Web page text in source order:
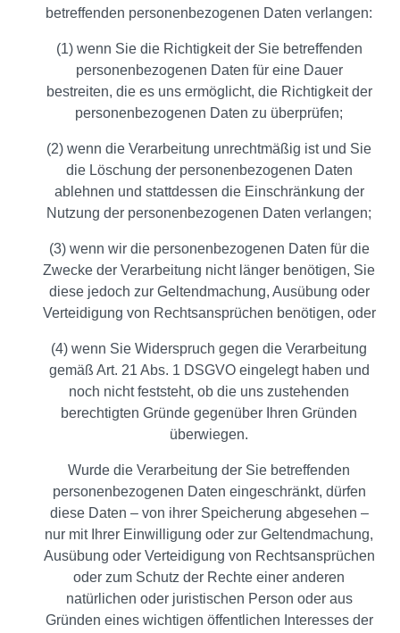
betreffenden personenbezogenen Daten verlangen:
(1) wenn Sie die Richtigkeit der Sie betreffenden
personenbezogenen Daten für eine Dauer
bestreiten, die es uns ermöglicht, die Richtigkeit der
personenbezogenen Daten zu überprüfen;
(2) wenn die Verarbeitung unrechtmäßig ist und Sie
die Löschung der personenbezogenen Daten
ablehnen und stattdessen die Einschränkung der
Nutzung der personenbezogenen Daten verlangen;
(3) wenn wir die personenbezogenen Daten für die
Zwecke der Verarbeitung nicht länger benötigen, Sie
diese jedoch zur Geltendmachung, Ausübung oder
Verteidigung von Rechtsansprüchen benötigen, oder
(4) wenn Sie Widerspruch gegen die Verarbeitung
gemäß Art. 21 Abs. 1 DSGVO eingelegt haben und
noch nicht feststeht, ob die uns zustehenden
berechtigten Gründe gegenüber Ihren Gründen
überwiegen.
Wurde die Verarbeitung der Sie betreffenden
personenbezogenen Daten eingeschränkt, dürfen
diese Daten – von ihrer Speicherung abgesehen –
nur mit Ihrer Einwilligung oder zur Geltendmachung,
Ausübung oder Verteidigung von Rechtsansprüchen
oder zum Schutz der Rechte einer anderen
natürlichen oder juristischen Person oder aus
Gründen eines wichtigen öffentlichen Interesses der